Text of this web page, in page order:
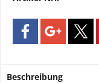
Beschreibung